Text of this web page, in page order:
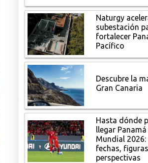
Naturgy
subestación
fortalecer
Pacífico
Descubre la
Gran Canaria
Hasta dónde
llegar Panamá
Mundial 2026:
fechas,
perspectivas